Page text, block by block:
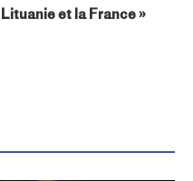
Lituanie et la France »